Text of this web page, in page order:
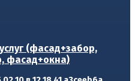
(фасад+забор,
фасад+окна)